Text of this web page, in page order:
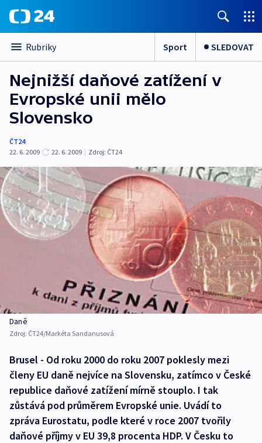
Rubriky Sport SLEDOVAT
Nejnižší daňové zatížení v
Evropské unii mělo
Slovensko
ČT24
22. 6. 2009
22. 6. 2009 | Zdroj: ČT24
Daně
Zdroj: ČT24/Markéta Sandanusová
Brusel - Od roku 2000 do roku 2007 poklesly mezi
členy EU daně nejvíce na Slovensku, zatímco v České
republice daňové zatížení mírně stouplo. I tak
zůstává pod průměrem Evropské unie. Uvádí to
zpráva Eurostatu, podle které v roce 2007 tvořily
daňové příjmy v EU 39,8 procenta HDP. V Česku to